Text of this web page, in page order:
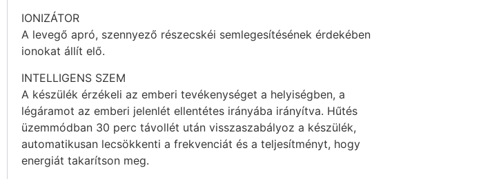
IONIZÁTOR
A levegő apró, szennyező részecskéi semlegesítésének érdekében
ionokat állít elő.
INTELLIGENS SZEM
A készülék érzékeli az emberi tevékenységet a helyiségben, a
légáramot az emberi jelenlét ellentétes irányába irányítva. Hűtés
üzemmódban 30 perc távollét után visszaszabályoz a készülék,
automatikusan lecsökkenti a frekvenciát és a teljesítményt, hogy
energiát takarítson meg.